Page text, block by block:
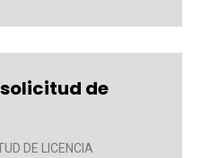
de
DE LICENCIA